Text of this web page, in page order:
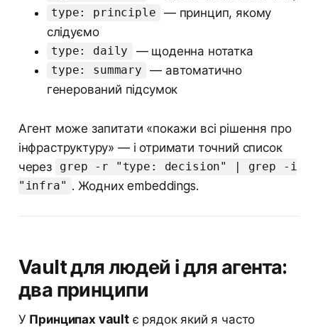
type: principle
— принцип, якому
слідуємо
type: daily — щоденна нотатка
type: summary
— автоматично
генерований підсумок
Агент може запитати «покажи всі рішення про
інфраструктуру» — і отримати точний список
через
grep -r "type: decision" | grep -i
"infra" . Жодних embeddings.
Vault для людей і для агента:
два принципи
У Принципах vaultє рядок який я часто